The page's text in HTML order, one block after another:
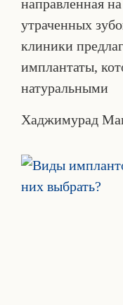
направленная
утраченных
клиники
имплантаты,
натуральными
Хаджимурад